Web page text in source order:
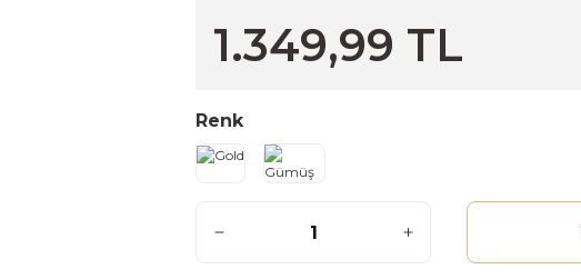
1.349,99 TL
Renk